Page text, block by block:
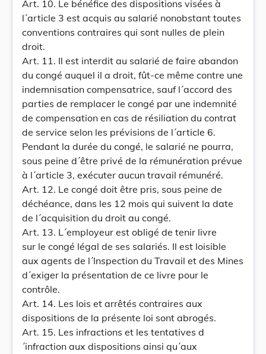
Art. 10. Le bénéfice des dispositions visées à
l´article 3 est acquis au salarié nonobstant toutes
conventions contraires qui sont nulles de plein
droit.
Art. 11. Il est interdit au salarié de faire abandon
du congé auquel il a droit, fût-ce même contre une
indemnisation compensatrice, sauf l´accord des
parties de remplacer le congé par une indemnité
de compensation en cas de résiliation du contrat
de service selon les prévisions de l´article 6.
Pendant la durée du congé, le salarié ne pourra,
sous peine d´être privé de la rémunération prévue
à l´article 3, exécuter aucun travail rémunéré.
Art. 12. Le congé doit être pris, sous peine de
déchéance, dans les 12 mois qui suivent la date
de l´acquisition du droit au congé.
Art. 13. L´employeur est obligé de tenir livre
sur le congé légal de ses salariés. Il est loisible
aux agents de l´Inspection du Travail et des Mines
d´exiger la présentation de ce livre pour le
contrôle.
Art. 14. Les lois et arrêtés contraires aux
dispositions de la présente loi sont abrogés.
Art. 15. Les infractions et les tentatives d
´infraction aux dispositions ainsi qu´aux